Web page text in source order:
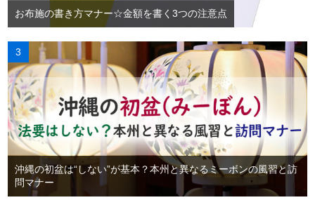
お布施の書き方マナー☆金額を書く3つの注意点
沖縄の初盆は“しない”が基本？本州と異なるミーボンの風習と訪
問マナー